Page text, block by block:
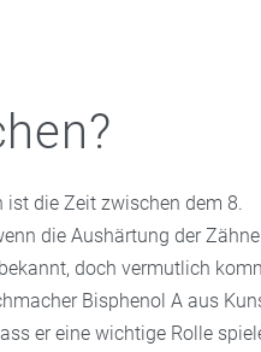
ist die Zeit zwischen dem 8.
die Aushärtung der
doch vermutlich
Bisphenol A aus
er eine wichtige Rolle